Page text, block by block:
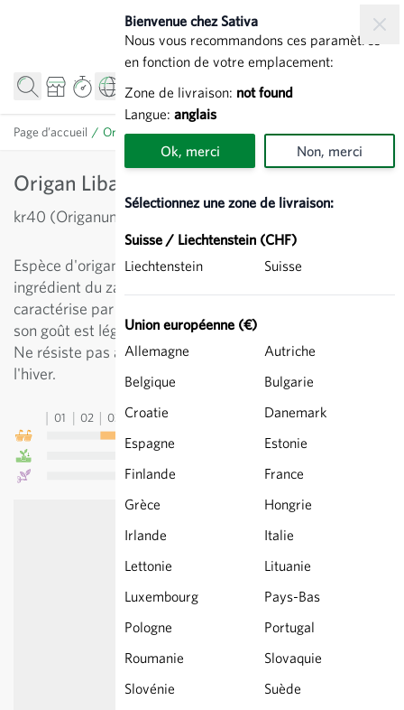
Bienvenue chez Sativa
Nous vous recommandons ces paramètres
en fonction de votre emplacement:
Zone de livraison: not found
Langue: anglais
Ok, merci Non, merci
Sélectionnez une zone de livraison:
Suisse / Liechtenstein (CHF)
Liechtenstein
Suisse
Union européenne (€)
Allemagne
Autriche
Belgique
Bulgarie
Croatie
Danemark
Espagne
Estonie
Finlande
France
Grèce
Hongrie
Irlande
Italie
Lettonie
Lituanie
Luxembourg
Pays-Bas
Pologne
Portugal
Roumanie
Slovaquie
Slovénie
Suède
Page d’accueil / Origan Libanais 'Babilye' - Aromatiques
Origan Libanais 'Babilye' - Aromatiques
kr40 (Origanum syriacum)
Espèce d'origan découverte au Liban. Utilisation comme
ingrédient du zaatar ou comme aromatique. Se
caractérise par une forte teneur en huiles essentielles, et
son goût est légèrement plus épicé que celui du thym.
Ne résiste pas au gel, a besoin d'être protégé pendant
l'hiver.
01 02 03 04 05 09 10 11